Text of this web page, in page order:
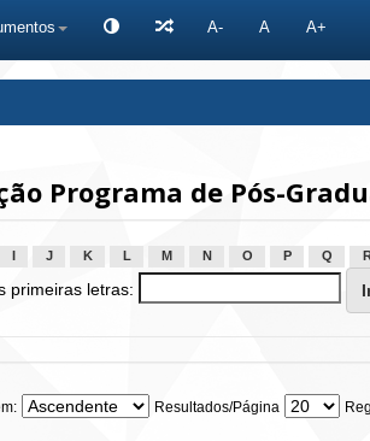
A- A A+
Programa de Pós-
J K L M N O P Q
primeiras letras:
Resultados/Página